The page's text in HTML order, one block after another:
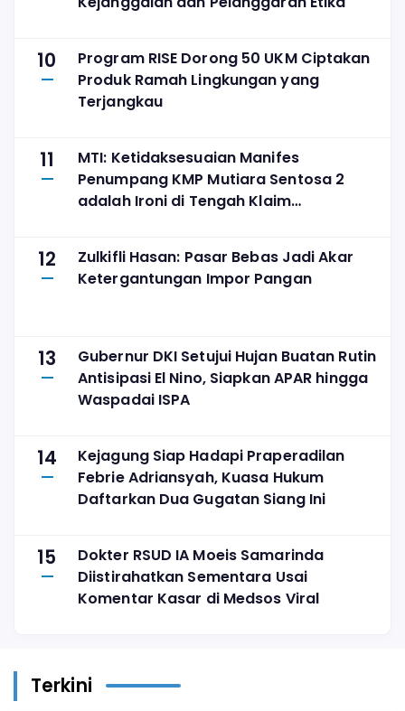
10
Program RISE Dorong 50 UKM Ciptakan
Produk Ramah Lingkungan yang
Terjangkau
11
MTI: Ketidaksesuaian Manifes
Penumpang KMP Mutiara Sentosa 2
adalah Ironi di Tengah Klaim
12
Zulkifli Hasan: Pasar Bebas Jadi Akar
Ketergantungan Impor Pangan
13
Gubernur DKI Setujui Hujan Buatan Rutin
Antisipasi El Nino, Siapkan APAR hingga
Waspadai ISPA
14
Kejagung Siap Hadapi Praperadilan
Febrie Adriansyah, Kuasa Hukum
Daftarkan Dua Gugatan Siang Ini
15
Dokter RSUD IA Moeis Samarinda
Diistirahatkan Sementara Usai
Komentar Kasar di Medsos Viral
Terkini